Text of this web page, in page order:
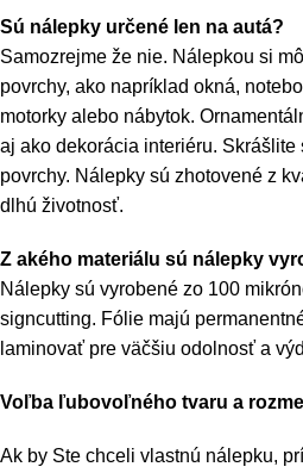
Sú nálepky určené len na autá?
Samozrejme že nie. Nálepkou si
povrchy, ako napríklad okná,
motorky alebo nábytok.
aj ako dekorácia interiéru.
povrchy. Nálepky sú zhotovené z
dlhú životnosť.
Z akého materiálu sú nálepky
Nálepky sú vyrobené zo 100
signcutting. Fólie majú
laminovať pre väčšiu odolnosť a
Voľba ľubovoľného tvaru a
Ak by Ste chceli vlastnú nálepku,